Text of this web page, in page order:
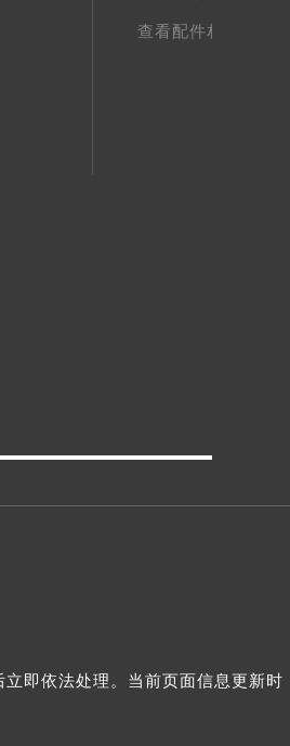
查看配件相关文章
即依法处理。当前页面信息更新时